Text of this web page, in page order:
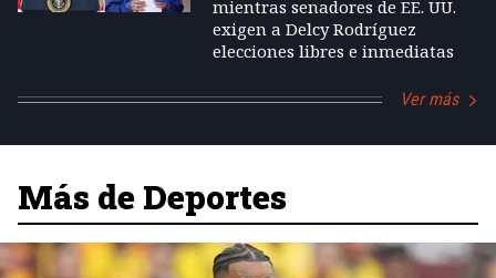
mientras senadores de EE. UU.
exigen a Delcy Rodríguez
elecciones libres e inmediatas
Ver más
Más de Deportes